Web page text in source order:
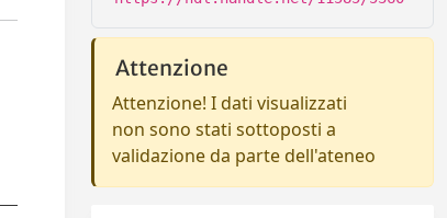
Attenzione
Attenzione! I dati visualizzati
non sono stati sottoposti a
validazione da parte dell'ateneo